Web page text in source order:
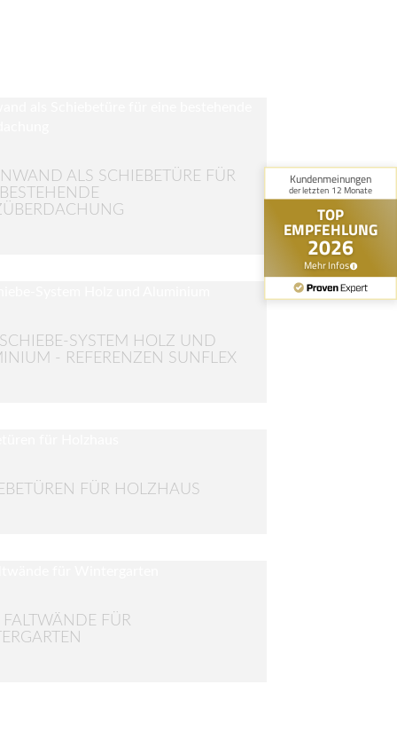
ALS SCHIEBETÜRE FÜR
SCHIEBE-SYSTEM HOLZ UND
- REFERENZEN SUNFLEX
FÜR HOLZHAUS
FALTWÄNDE FÜR